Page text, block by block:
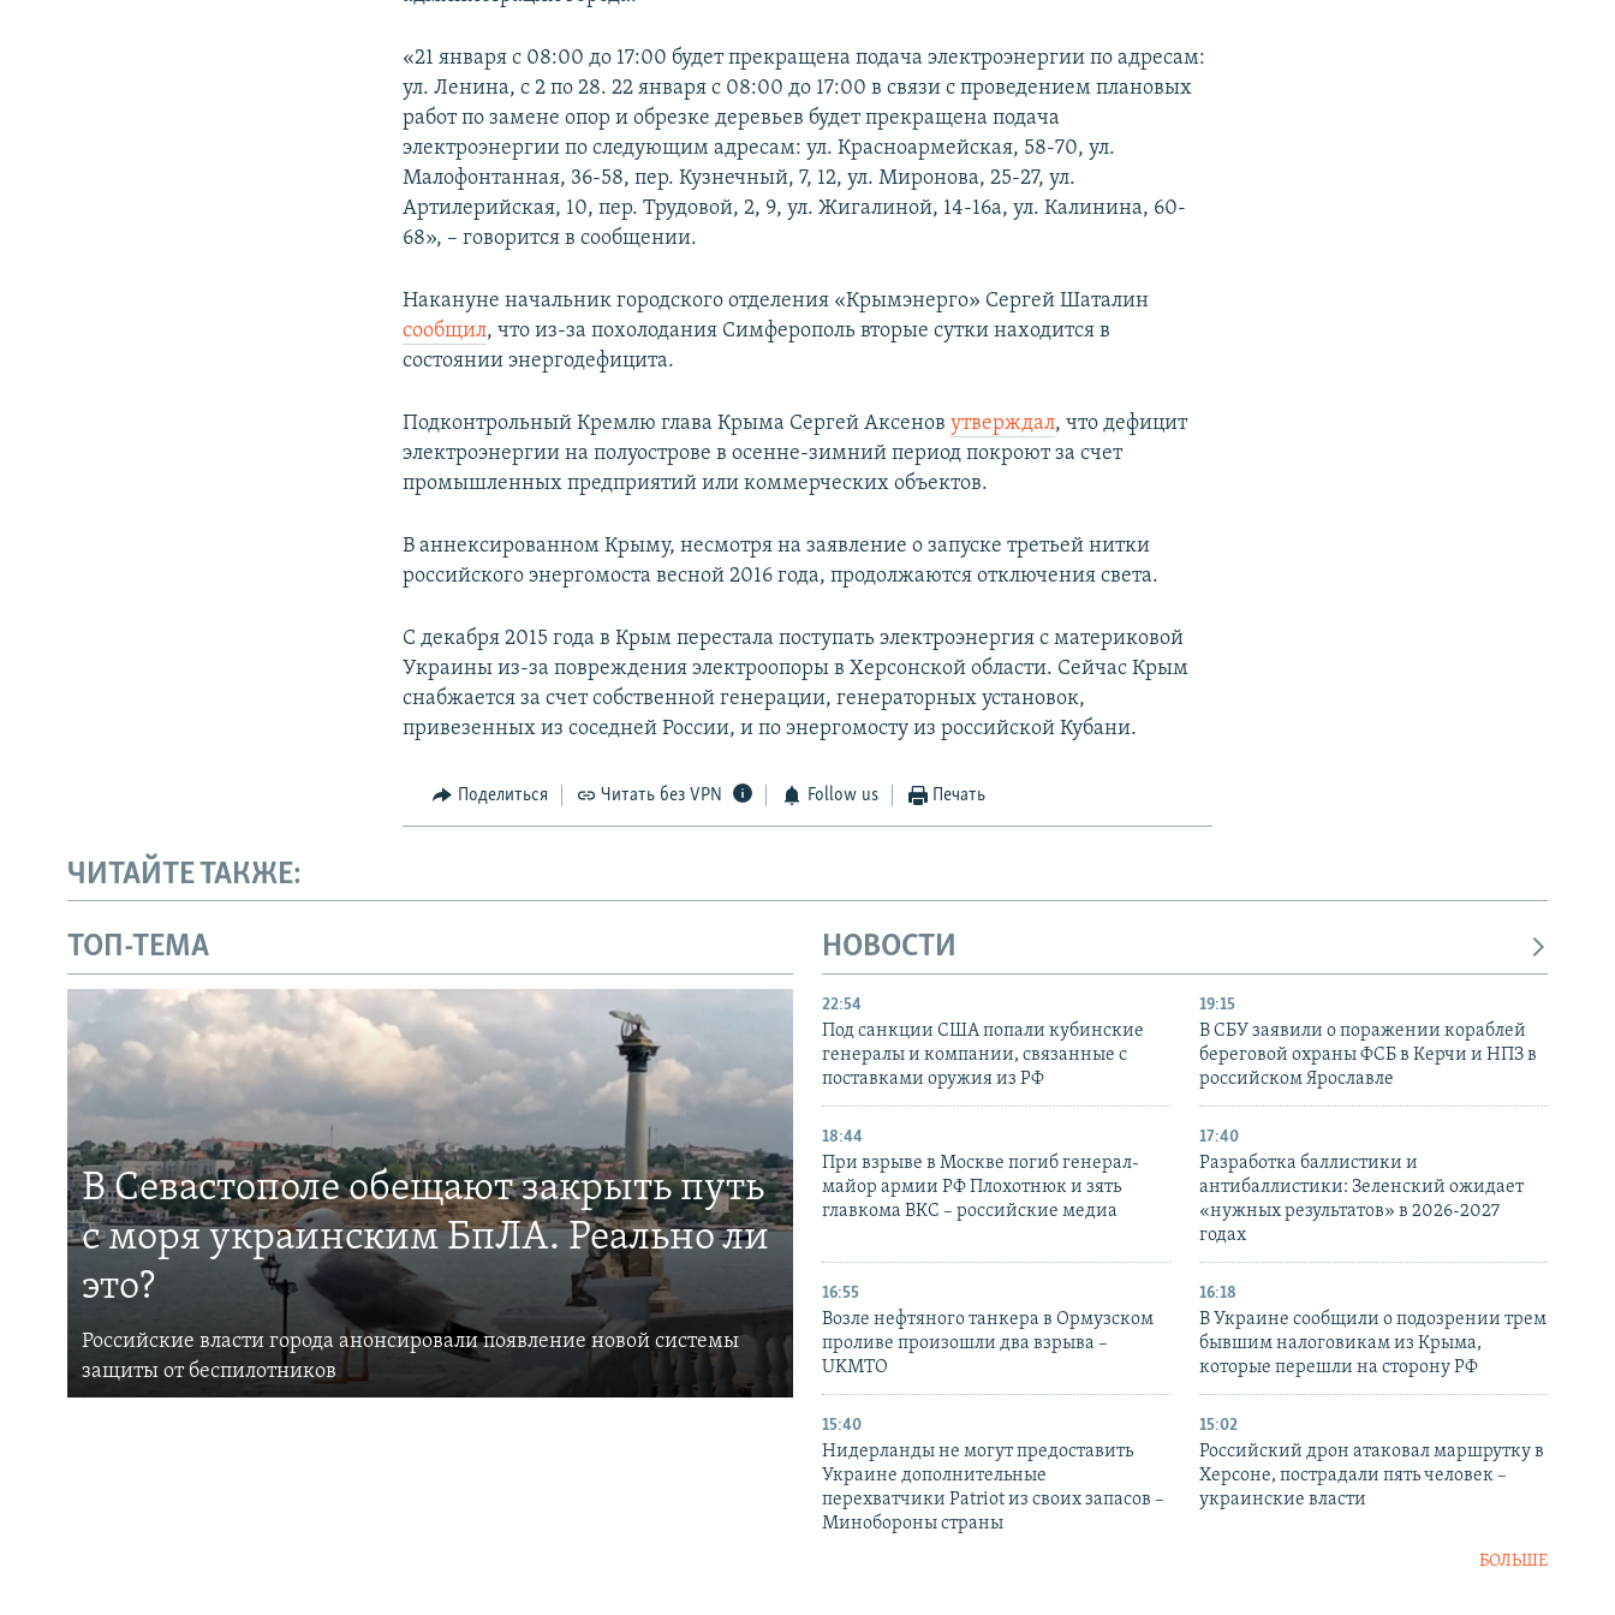
«21 января с 08:00 до 17:00 будет прекращена подача электроэнергии по адресам:
ул. Ленина, с 2 по 28. 22 января с 08:00 до 17:00 в связи с проведением плановых
работ по замене опор и обрезке деревьев будет прекращена подача
электроэнергии по следующим адресам: ул. Красноармейская, 58-70, ул.
Малофонтанная, 36-58, пер. Кузнечный, 7, 12, ул. Миронова, 25-27, ул.
Артилерийская, 10, пер. Трудовой, 2, 9, ул. Жигалиной, 14-16а, ул. Калинина, 60-
68», – говорится в сообщении.
Накануне начальник городского отделения «Крымэнерго» Сергей Шаталин
сообщил, что из-за похолодания Симферополь вторые сутки находится в
состоянии энергодефицита.
Подконтрольный Кремлю глава Крыма Сергей Аксеновутверждал, что дефицит
электроэнергии на полуострове в осенне-зимний период покроют за счет
промышленных предприятий или коммерческих объектов.
В аннексированном Крыму, несмотря на заявление о запуске третьей нитки
российского энергомоста весной 2016 года, продолжаются отключения света.
С декабря 2015 года в Крым перестала поступать электроэнергия с материковой
Украины из-за повреждения электроопоры в Херсонской области. Сейчас Крым
снабжается за счет собственной генерации, генераторных установок,
привезенных из соседней России, и по энергомосту из российской Кубани.
Поделиться Читать без VPN Follow us Печать
ЧИТАЙТЕ ТАКЖЕ:
ТОП-ТЕМА
В Севастополе обещают закрыть путь
с моря украинским БпЛА. Реально ли
это?
Российские власти города анонсировали появление новой системы
защиты от беспилотников
НОВОСТИ
22:54
Под санкции США попали кубинские
генералы и компании, связанные с
поставками оружия из РФ
19:15
В СБУ заявили о поражении кораблей
береговой охраны ФСБ в Керчи и НПЗ в
российском Ярославле
18:44
При взрыве в Москве погиб генерал-
майор армии РФ Плохотнюк и зять
главкома ВКС – российские медиа
17:40
Разработка баллистики и
антибаллистики: Зеленский ожидает
«нужных результатов» в 2026-2027
годах
16:55
Возле нефтяного танкера в Ормузском
проливе произошли два взрыва –
UKMTO
16:18
В Украине сообщили о подозрении трем
бывшим налоговикам из Крыма,
которые перешли на сторону РФ
15:40
Нидерланды не могут предоставить
Украине дополнительные
перехватчики Patriot из своих запасов –
Минобороны страны
15:02
Российский дрон атаковал маршрутку в
Херсоне, пострадали пять человек –
украинские власти
БОЛЬШЕ